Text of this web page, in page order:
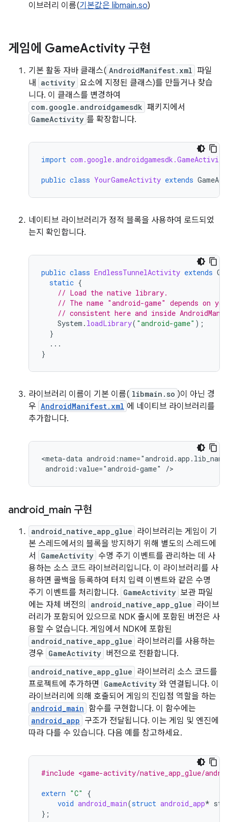
이브러리 이름(기본값은 libmain.so)
게임에 GameActivity 구현
기본 활동 자바 클래스( AndroidManifest.xml 파일
내
activity 요소에 지정된 클래스)를 만들거나 찾습
니다. 이 클래스를 변경하여
com.google.androidgamesdk 패키지에서
GameActivity 를 확장합니다.
import com.google.androidgamesdk.GameActivity
public class YourGameActivity extends
네이티브 라이브러리가 정적 블록을 사용하여 로드되었
는지 확인합니다.
public class EndlessTunnelActivity extends
static {
// Load the native library.
// The name "android-game" depends on
// consistent here and inside
System . loadLibrary( "android-game" );
}
...
}
라이브러리 이름이 기본 이름( libmain.so )이 아닌 경
우 AndroidManifest.xml 에 네이티브 라이브러리를
추가합니다.
<meta-data
android_ main 구현
android_native_app_glue 라이브러리는 게임이 기
본 스레드에서의 블록을 방지하기 위해 별도의 스레드에
서
GameActivity 수명 주기 이벤트를 관리하는 데 사
용하는 소스 코드 라이브러리입니다. 이 라이브러리를 사
용하면 콜백을 등록하여 터치 입력 이벤트와 같은 수명
주기 이벤트를 처리합니다. GameActivity 보관 파일
에는 자체 버전의
android_native_app_glue 라이브
러리가 포함되어 있으므로 NDK 출시에 포함된 버전은 사
용할 수 없습니다. 게임에서 NDK에 포함된
android_native_app_glue 라이브러리를 사용하는
경우 GameActivity 버전으로 전환합니다.
android_native_app_glue 라이브러리 소스 코드를
프로젝트에 추가하면
GameActivity 와 연결됩니다. 이
라이브러리에 의해 호출되어 게임의 진입점 역할을 하는
android_main 함수를 구현합니다. 이 함수에는
android_app 구조가 전달됩니다. 이는 게임 및 엔진에
따라 다를 수 있습니다. 다음 예를 참고하세요.
#include <game-activity/native_app_glue/
extern "C"
{
void android_main(struct android_app*
};